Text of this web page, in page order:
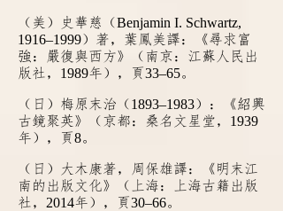
（美）史華慈（Benjamin I. Schwartz,
1916–1999）著，葉鳳美譯：《尋求富
強：嚴復與西方》（南京：江蘇人民出
版社， 1989年），頁33–65。
（日）梅原末治（1893‒1983）：《紹興
古鏡聚英》（京都：桑名文星堂， 1939
年），頁8。
（日）大木康著，周保雄譯：《明末江
南的出版文化》（上海：上海古籍出版
社， 2014年），頁30–66。